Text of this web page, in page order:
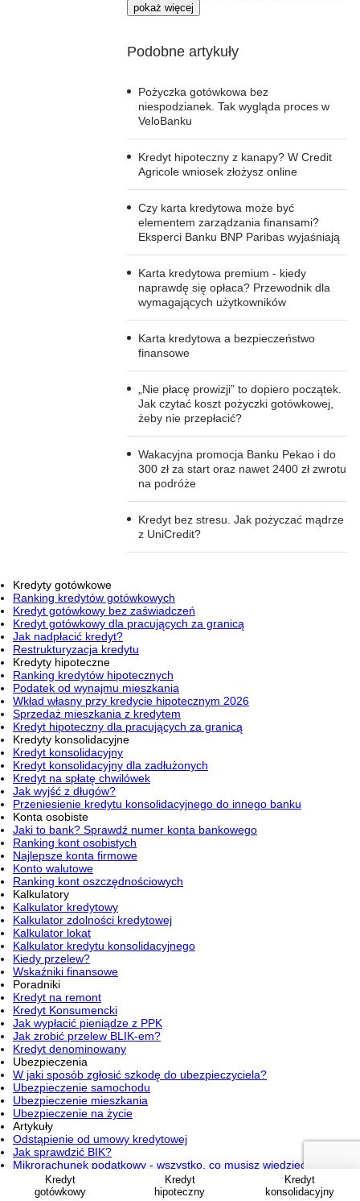
pokaż więcej
Podobne artykuły
Pożyczka gotówkowa bez
niespodzianek. Tak wygląda proces w
VeloBanku
Kredyt hipoteczny z kanapy? W Credit
Agricole wniosek złożysz online
Czy karta kredytowa może być
elementem zarządzania finansami?
Eksperci Banku BNP Paribas wyjaśniają
Karta kredytowa premium - kiedy
naprawdę się opłaca? Przewodnik dla
wymagających użytkowników
Karta kredytowa a bezpieczeństwo
finansowe
„Nie płacę prowizji” to dopiero początek.
Jak czytać koszt pożyczki gotówkowej,
żeby nie przepłacić?
Wakacyjna promocja Banku Pekao i do
300 zł za start oraz nawet 2400 zł zwrotu
na podróże
Kredyt bez stresu. Jak pożyczać mądrze
z UniCredit?
Kredyt
gotówkowy
Kredyt
hipoteczny
Kredyt
konsolidacyjny
Kredyty gotówkowe
Ranking kredytów gotówkowych
Kredyt gotówkowy bez zaświadczeń
Kredyt gotówkowy dla pracujących za granicą
Jak nadpłacić kredyt?
Restrukturyzacja kredytu
Kredyty hipoteczne
Ranking kredytów hipotecznych
Podatek od wynajmu mieszkania
Wkład własny przy kredycie hipotecznym 2026
Sprzedaż mieszkania z kredytem
Kredyt hipoteczny dla pracujących za granicą
Kredyty konsolidacyjne
Kredyt konsolidacyjny
Kredyt konsolidacyjny dla zadłużonych
Kredyt na spłatę chwilówek
Jak wyjść z długów?
Przeniesienie kredytu konsolidacyjnego do innego banku
Konta osobiste
Jaki to bank? Sprawdź numer konta bankowego
Ranking kont osobistych
Najlepsze konta firmowe
Konto walutowe
Ranking kont oszczędnościowych
Kalkulatory
Kalkulator kredytowy
Kalkulator zdolności kredytowej
Kalkulator lokat
Kalkulator kredytu konsolidacyjnego
Kiedy przelew?
Wskaźniki finansowe
Poradniki
Kredyt na remont
Kredyt Konsumencki
Jak wypłacić pieniądze z PPK
Jak zrobić przelew BLIK-em?
Kredyt denominowany
Ubezpieczenia
W jaki sposób zgłosić szkodę do ubezpieczyciela?
Ubezpieczenie samochodu
Ubezpieczenie mieszkania
Ubezpieczenie na życie
Artykuły
Odstąpienie od umowy kredytowej
Jak sprawdzić BIK?
Mikrorachunek podatkowy - wszystko, co musisz wiedzieć
Kredyt hipoteczny a wysokość pensji
Zwrot prowizji za kredyt